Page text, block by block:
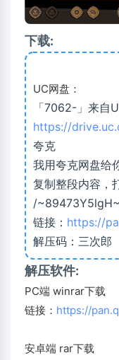
下载:
UC网盘：
「7062-」来自
https://
夸克
我用夸克网盘给
复制整段内容，
/
链接： https://
解压码：三次郎
解压软件:
PC端 winrar下载
链接： https://
安卓端 rar下载